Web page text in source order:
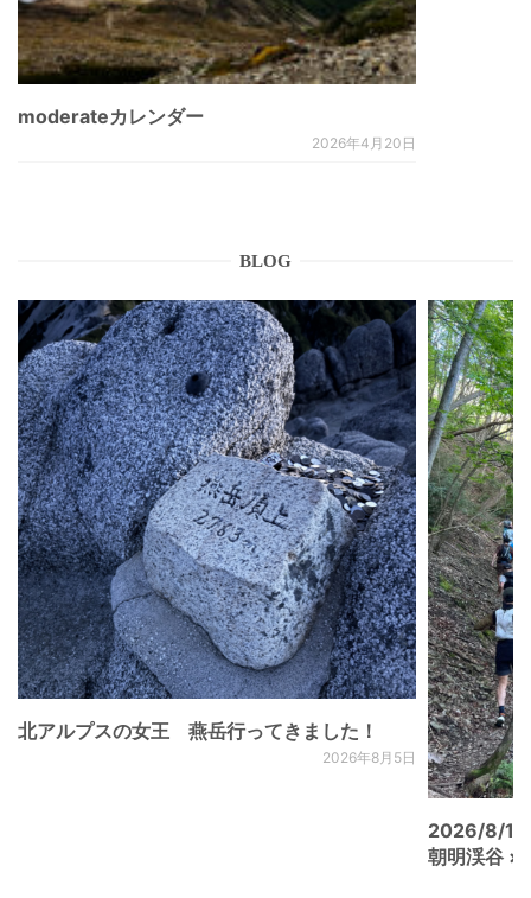
moderateカレンダー
2026年4月20日
BLOG
北アルプスの女王 燕岳行ってきました！
2026年8月5日
2026/8/
朝明渓谷 ×